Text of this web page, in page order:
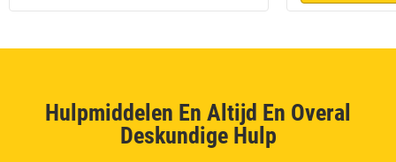
Hulpmiddelen En Altijd En Overal
Deskundige Hulp